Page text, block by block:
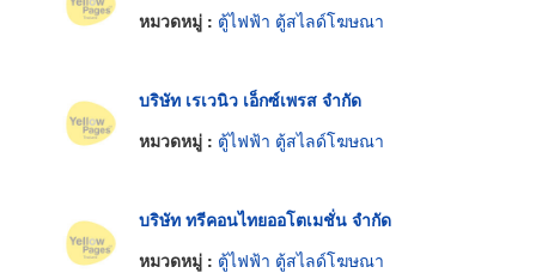
หมวดหมู่ : ตู้ไฟฟ้า ตู้สไลด์โฆษณา
บริษัท เรเวนิว เอ็กซ์เพรส จำกัด
หมวดหมู่ : ตู้ไฟฟ้า ตู้สไลด์โฆษณา
บริษัท ทรีคอนไทยออโตเมชั่น จำกัด
หมวดหมู่ : ตู้ไฟฟ้า ตู้สไลด์โฆษณา